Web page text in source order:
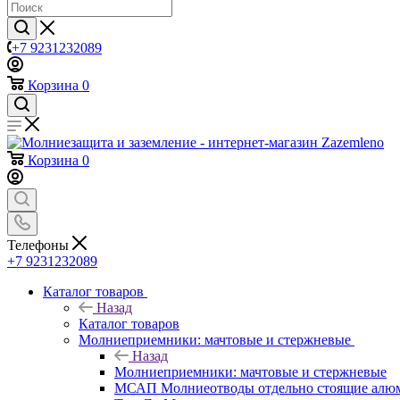
+7 9231232089
Корзина 0
Корзина 0
Телефоны
+7 9231232089
Каталог товаров
Назад
Каталог товаров
Молниеприемники: мачтовые и стержневые
Назад
Молниеприемники: мачтовые и стержневые
МСАП Молниеотводы отдельно стоящие